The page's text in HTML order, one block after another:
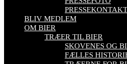
PRESSEKONTAKT
BLIV MEDLEM
OM BIER
TRÆER TIL BIER
SKOVENES OG
FÆLLES